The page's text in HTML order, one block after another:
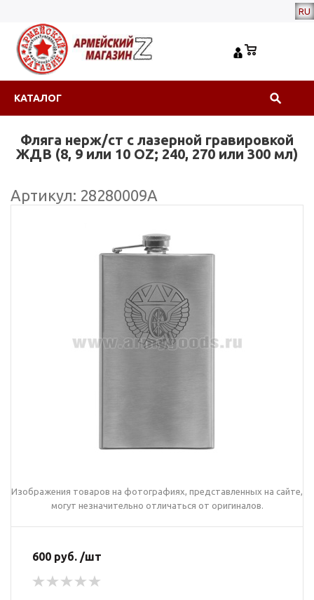
RU
КАТАЛОГ
Фляга нерж/ст с лазерной гравировкой
ЖДВ (8, 9 или 10 OZ; 240, 270 или 300 мл)
Артикул: 28280009А
Изображения товаров на фотографиях, представленных на сайте,
могут незначительно отличаться от оригиналов.
600 руб. /шт